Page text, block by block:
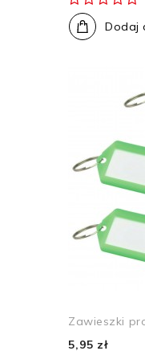
Dodaj
Zawieszki
5,95 zł